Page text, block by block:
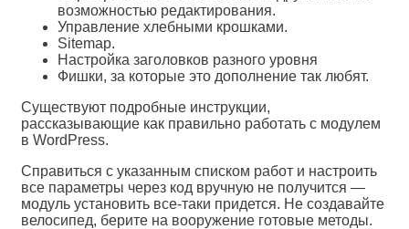
возможностью редактирования.
Управление хлебными крошками.
Sitemap.
Настройка заголовков разного уровня
Фишки, за которые это дополнение так любят.
Существуют подробные инструкции,
рассказывающие как правильно работать с модулем
в WordPress.
Справиться с указанным списком работ и настроить
все параметры через код вручную не получится —
модуль установить все-таки придется. Не создавайте
велосипед, берите на вооружение готовые методы.